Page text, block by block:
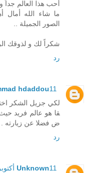
أحب هذا العالم جداً
ما شاء الله أمال
الصور الجميلة ..
شكراً لك و لذوقك
رد
hdaddou11 أكتوبر, 2011 00:10
لكي جزيل الشكر
قا هو عالم فريد
ض فضلا عن زيارته .
رد
Unknown11 أكتوبر, 2011 09:31